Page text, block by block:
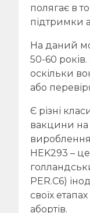
полягає в
підтримки
На даний
50-60
оскільки
або
Є різні
вакцини на
вироблення
HEK293 –
PER.C6)
своїх
абортів.